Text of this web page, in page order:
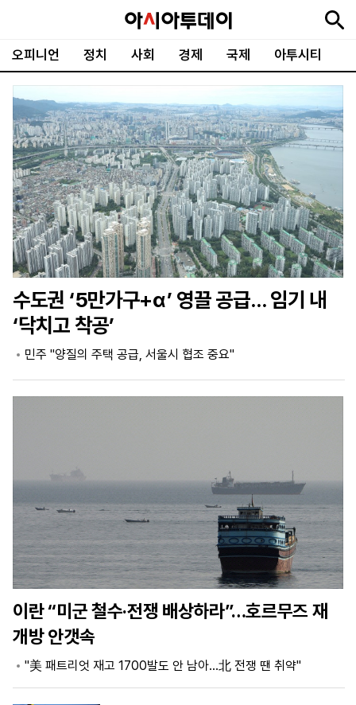
오피니언 정치 사회 경제 국제 아투시티
뉴
스
최
신
속
보
정
치
사
회
경
제
국
제
오
피
니
언
피
플
아
투
시
티
문
화
·
스
포
츠
포
토
ENGLISH
中
文
Tiếng
Việt
지
면
기
신
문
독
후
원
기
제
보
시
회
사
개
앱
설
골
프
수도권 ‘5만가구+α’ 영끌 공급… 임기 내
‘닥치고 착공’
민주 "양질의 주택 공급, 서울시 협조 중요"
이란 “미군 철수·전쟁 배상하라”…호르무즈 재
개방 안갯속
"美 패트리엇 재고 1700발도 안 남아…北 전쟁 땐 취약"